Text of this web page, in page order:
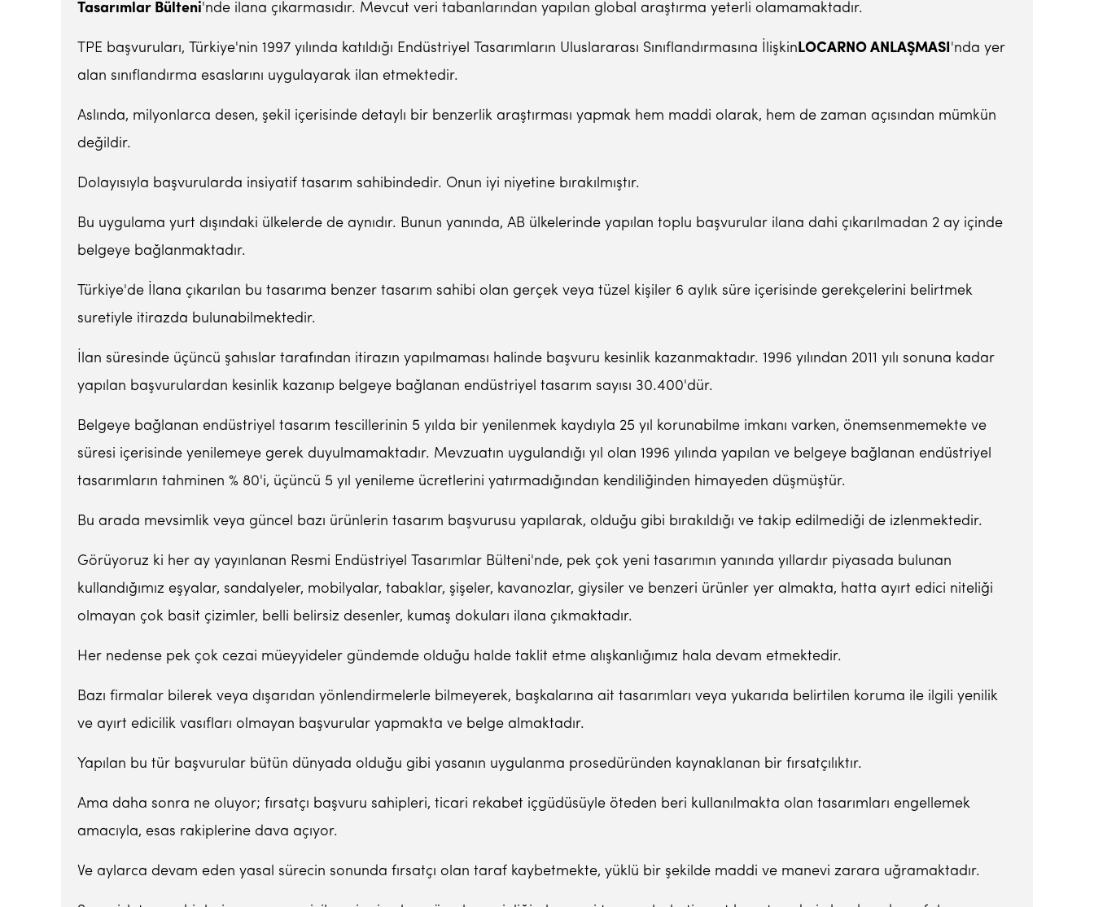
Tasarımlar Bülteni'nde ilana çıkarmasıdır. Mevcut veri tabanlarından yapılan global araştırma yeterli olamamaktadır.
TPE başvuruları, Türkiye'nin 1997 yılında katıldığı Endüstriyel Tasarımların Uluslararası Sınıflandırmasına İlişkinLOCARNO ANLAŞMASI'nda yer
alan sınıflandırma esaslarını uygulayarak ilan etmektedir.
Aslında, milyonlarca desen, şekil içerisinde detaylı bir benzerlik araştırması yapmak hem maddi olarak, hem de zaman açısından mümkün
değildir.
Dolayısıyla başvurularda insiyatif tasarım sahibindedir. Onun iyi niyetine bırakılmıştır.
Bu uygulama yurt dışındaki ülkelerde de aynıdır. Bunun yanında, AB ülkelerinde yapılan toplu başvurular ilana dahi çıkarılmadan 2 ay içinde
belgeye bağlanmaktadır.
Türkiye'de İlana çıkarılan bu tasarıma benzer tasarım sahibi olan gerçek veya tüzel kişiler 6 aylık süre içerisinde gerekçelerini belirtmek
suretiyle itirazda bulunabilmektedir.
İlan süresinde üçüncü şahıslar tarafından itirazın yapılmaması halinde başvuru kesinlik kazanmaktadır. 1996 yılından 2011 yılı sonuna kadar
yapılan başvurulardan kesinlik kazanıp belgeye bağlanan endüstriyel tasarım sayısı 30.400'dür.
Belgeye bağlanan endüstriyel tasarım tescillerinin 5 yılda bir yenilenmek kaydıyla 25 yıl korunabilme imkanı varken, önemsenmemekte ve
süresi içerisinde yenilemeye gerek duyulmamaktadır. Mevzuatın uygulandığı yıl olan 1996 yılında yapılan ve belgeye bağlanan endüstriyel
tasarımların tahminen % 80'i, üçüncü 5 yıl yenileme ücretlerini yatırmadığından kendiliğinden himayeden düşmüştür.
Bu arada mevsimlik veya güncel bazı ürünlerin tasarım başvurusu yapılarak, olduğu gibi bırakıldığı ve takip edilmediği de izlenmektedir.
Görüyoruz ki her ay yayınlanan Resmi Endüstriyel Tasarımlar Bülteni'nde, pek çok yeni tasarımın yanında yıllardır piyasada bulunan
kullandığımız eşyalar, sandalyeler, mobilyalar, tabaklar, şişeler, kavanozlar, giysiler ve benzeri ürünler yer almakta, hatta ayırt edici niteliği
olmayan çok basit çizimler, belli belirsiz desenler, kumaş dokuları ilana çıkmaktadır.
Her nedense pek çok cezai müeyyideler gündemde olduğu halde taklit etme alışkanlığımız hala devam etmektedir.
Bazı firmalar bilerek veya dışarıdan yönlendirmelerle bilmeyerek, başkalarına ait tasarımları veya yukarıda belirtilen koruma ile ilgili yenilik
ve ayırt edicilik vasıfları olmayan başvurular yapmakta ve belge almaktadır.
Yapılan bu tür başvurular bütün dünyada olduğu gibi yasanın uygulanma prosedüründen kaynaklanan bir fırsatçılıktır.
Ama daha sonra ne oluyor; fırsatçı başvuru sahipleri, ticari rekabet içgüdüsüyle öteden beri kullanılmakta olan tasarımları engellemek
amacıyla, esas rakiplerine dava açıyor.
Ve aylarca devam eden yasal sürecin sonunda fırsatçı olan taraf kaybetmekte, yüklü bir şekilde maddi ve manevi zarara uğramaktadır.